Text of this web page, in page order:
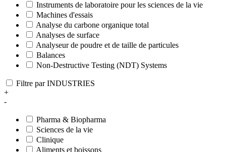
Instruments de laboratoire pour les sciences de la vie
Machines d'essais
Analyse du carbone organique total
Analyses de surface
Analyseur de poudre et de taille de particules
Balances
Non-Destructive Testing (NDT) Systems
Filtre par INDUSTRIES
+
-
Pharma & Biopharma
Sciences de la vie
Clinique
Aliments et boissons